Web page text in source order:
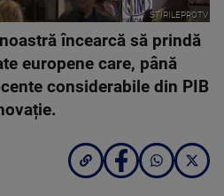
STIRILEPROTV
încearcă să prindă
europene care, până
considerabile din PIB